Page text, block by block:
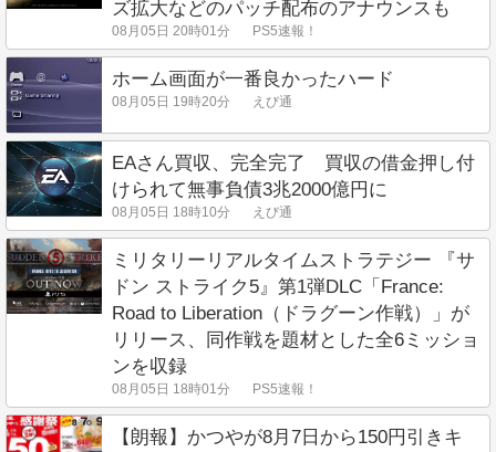
ズ拡大などのパッチ配布のアナウンスも
08月05日 20時01分 PS5速報！
ホーム画面が一番良かったハード
08月05日 19時20分 えび通
EAさん買収、完全完了 買収の借金押し付
けられて無事負債3兆2000億円に
08月05日 18時10分 えび通
ミリタリーリアルタイムストラテジー 『サ
ドン ストライク5』第1弾DLC「France:
Road to Liberation（ドラグーン作戦）」が
リリース、同作戦を題材とした全6ミッショ
ンを収録
08月05日 18時01分 PS5速報！
【朗報】かつやが8月7日から150円引きキ